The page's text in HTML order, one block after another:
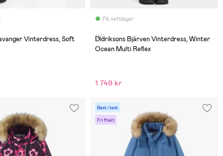
Vinterdress, Soft
På nettlager
(4)
Didriksons Bjärven Vinterdress, Winter
Ocean Multi Reflex
1 749 kr
Best i test
Fri frakt